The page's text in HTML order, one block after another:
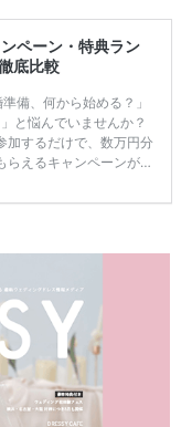
ペーン・特典ラン
底比較
備、何から始める？」
と悩んでいませんか？
加するだけで、数万円分
らえるキャンペーンがあ
してしまうことも……。
方法・注意点 「どこが
は？」といった疑問も
補を絞れる「ウェディ
[…]
続きを読む